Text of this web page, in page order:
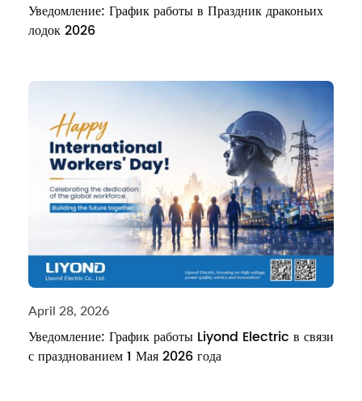
Уведомление: График работы в Праздник драконьих
лодок 2026
April 28, 2026
Уведомление: График работы Liyond Electric в связи
с празднованием 1 Мая 2026 года